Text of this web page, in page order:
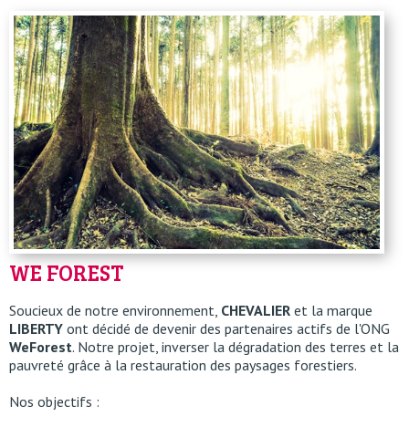
WE FOREST
Soucieux de notre environnement, CHEVALIER et la marque
LIBERTY ont décidé de devenir des partenaires actifs de l'ONG
WeForest. Notre projet, inverser la dégradation des terres et la
pauvreté grâce à la restauration des paysages forestiers.
Nos objectifs :